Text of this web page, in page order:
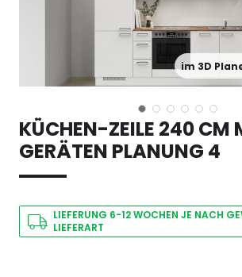
im 3D
KÜCHEN-ZEILE 240 CM
GERÄTEN PLANUNG 4
LIEFERUNG 6-12 WOCHEN JE NACH
LIEFERART